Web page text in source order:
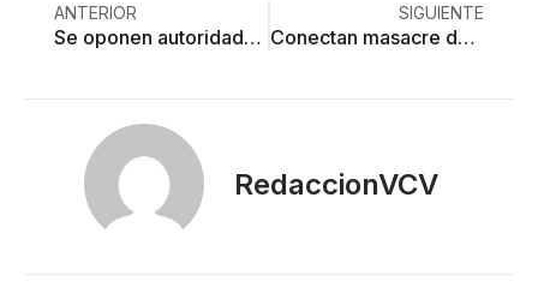
ANTERIOR
Se oponen autoridades de Toluca a que salga el Sol en la ciudad
SIGUIENTE
Conectan masacre de bar en Cuautitlán Izcalli con matanza en Jilotepec, Edomex
RedaccionVCV